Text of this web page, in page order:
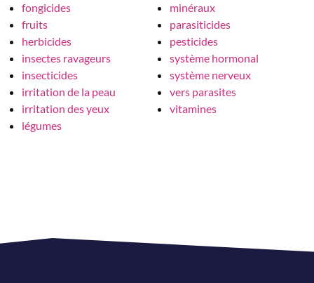
fongicides
fruits
herbicides
insectes ravageurs
insecticides
irritation de la peau
irritation des yeux
légumes
minéraux
parasiticides
pesticides
système hormonal
système nerveux
vers parasites
vitamines